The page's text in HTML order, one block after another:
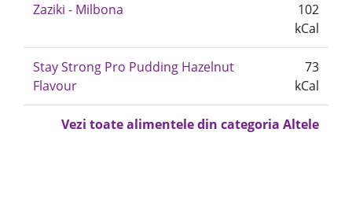
Zaziki - Milbona
102
kCal
Stay Strong Pro Pudding Hazelnut
Flavour
73
kCal
Vezi toate alimentele din categoria Altele